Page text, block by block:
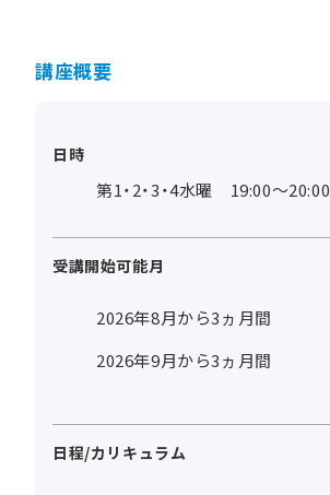
講座概要
日時
第1・2・3・4水曜 19:00～20:00
受講開始可能月
2026年8月から3ヵ月間
2026年9月から3ヵ月間
日程/カリキュラム